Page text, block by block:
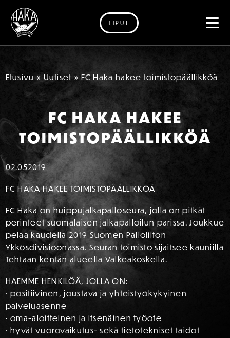
Siirry sisältöön
LIPUT
Etusivu » Uutiset » FC Haka hakee toimistopäällikköä
FC HAKA HAKEE
TOIMISTOPÄÄLLIKKÖÄ
02.052019
FC HAKA HAKEE TOIMISTOPÄÄLLIKKÖÄ
FC Haka on huippujalkapalloseura, jolla on pitkät
perinteet suomalaisen jalkapalloilun parissa. Joukkue
pelaa kaudella 2019 Suomen Palloliiton
Ykkösdivisioonassa. Seuran toimisto sijaitsee kauniilla
Tehtaan kentän alueella Valkeakoskella.
HAEMME HENKILÖÄ, JOLLA ON:
• positiivinen, joustava ja yhteistyökykyinen
palveluasenne
• oma-aloitteinen ja itsenäinen työote
• hyvät vuorovaikutus- sekä tietotekniset taidot